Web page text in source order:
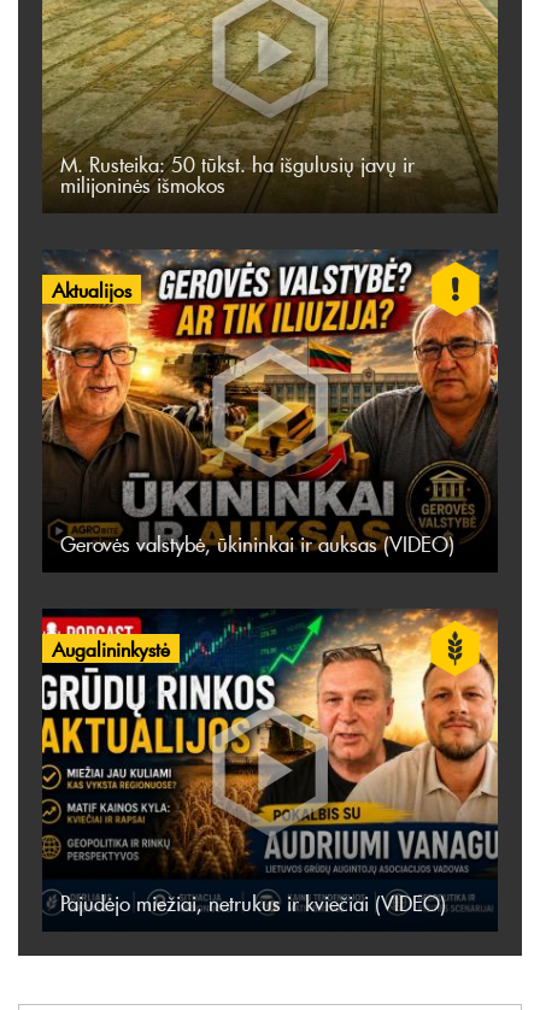
M. Rusteika: 50 tūkst. ha išgulusių javų ir
milijoninės išmokos
Aktualijos
Gerovės valstybė, ūkininkai ir auksas (VIDEO)
Augalininkystė
Pajudėjo miežiai, netrukus ir kviečiai (VIDEO)